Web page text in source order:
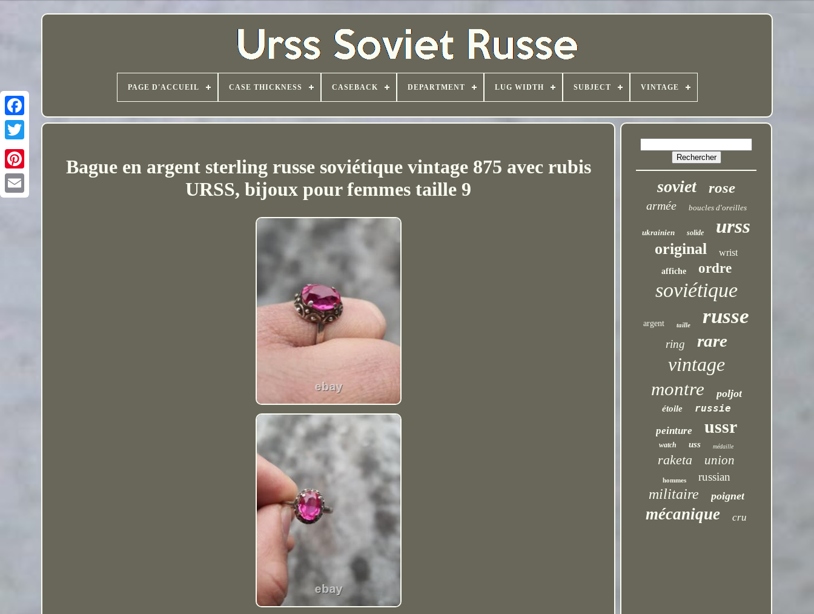
PAGE D'ACCUEIL CASE THICKNESS CASEBACK DEPARTMENT LUG WIDTH SUBJECT VINTAGE
Bague en argent sterling russe soviétique vintage 875 avec rubis
URSS, bijoux pour femmes taille 9
soviet rose
armée boucles d'oreilles
ukrainien solide urss
original wrist
affiche ordre
soviétique
argent taille russe
ring rare
vintage
montre poljot
étoile
russie
peinture
ussr
watch uss médaille
raketa union
hommes russian
militaire poignet
mécanique cru